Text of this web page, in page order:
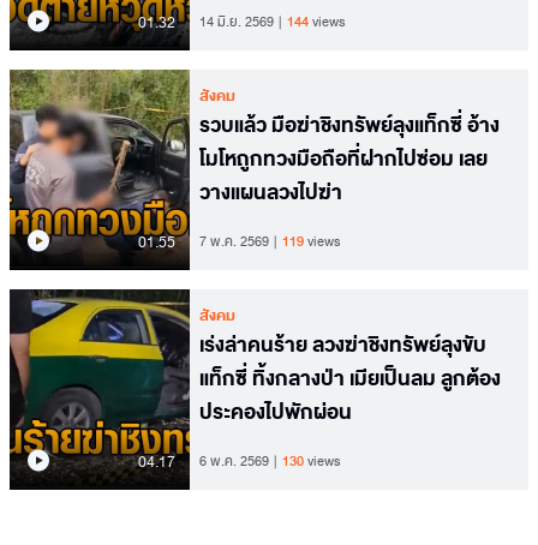
01.32 14 มิ.ย. 2569 144views
01.55
สังคม
รวบแล้ว มือฆ่าชิงทรัพย์ลุงแท็กซี่ อ้าง
โมโหถูกทวงมือถือที่ฝากไปซ่อม เลย
วางแผนลวงไปฆ่า
7 พ.ค. 2569 119views
04.17
สังคม
เร่งล่าคนร้าย ลวงฆ่าชิงทรัพย์ลุงขับ
แท็กซี่ ทิ้งกลางป่า เมียเป็นลม ลูกต้อง
ประคองไปพักผ่อน
6 พ.ค. 2569 130views